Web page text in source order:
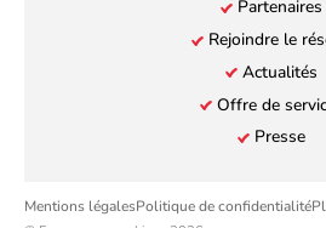
Partenaires
Rejoindre le
Actualités
Offre de
Presse
Mentions légalesPolitique de confidentialité